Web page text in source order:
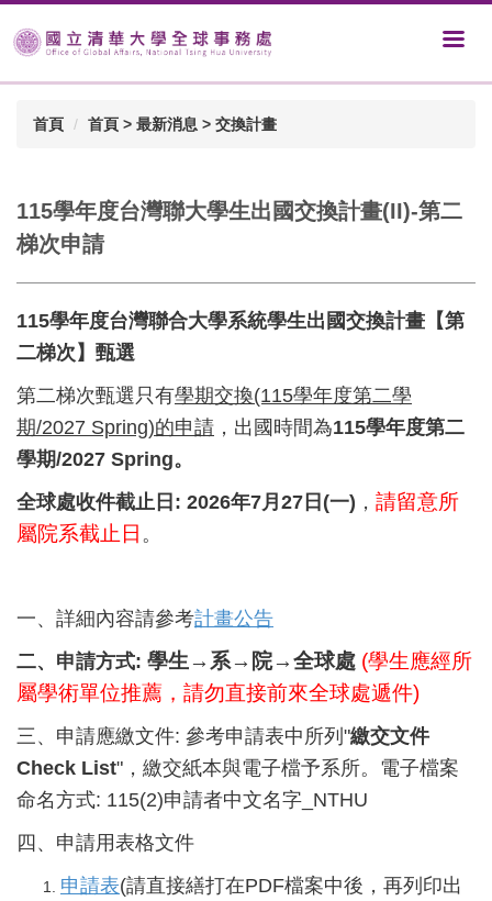
首頁 首頁 > 最新消息 > 交換計畫
115學年度台灣聯大學生出國交換計畫(II)-第二
梯次申請
115學年度台灣聯合大學系統學生出國交換計畫【第
二梯次】甄選
第二梯次甄選只有學期交換(115學年度第二學
期/2027 Spring)的申請 ，出國時間為115學年度第二
學期/2027 Spring。
全球處收件截止日: 2026年7月27日(一) ， 請留意所
屬院系截止日 。
一、詳細內容請參考計畫公告
二、 申請方式: 學生→系→院→全球處 (學生應經所
屬學術單位推薦，請勿直接前來全球處遞件)
三、申請應繳文件: 參考申請表中所列"繳交文件
Check List"，繳交紙本與電子檔予系所。電子檔案
命名方式: 115(2)申請者中文名字_NTHU
四、申請用表格文件
申請表(請直接繕打在PDF檔案中後，再列印出